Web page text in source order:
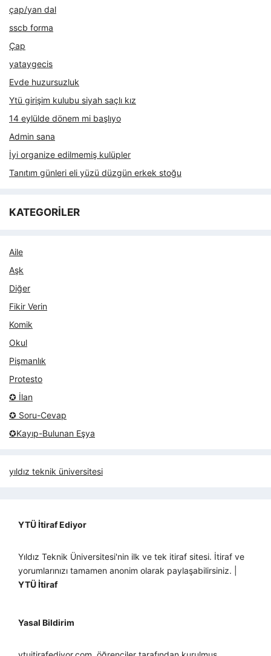
çap/yan dal
sscb forma
Çap
yataygecis
Evde huzursuzluk
Ytü girişim kulubu siyah saçlı kız
14 eylülde dönem mi başlıyo
Admin sana
İyi organize edilmemiş kulüpler
Tanıtım günleri eli yüzü düzgün erkek stoğu
KATEGORİLER
Aile
Aşk
Diğer
Fikir Verin
Komik
Okul
Pişmanlık
Protesto
✪ İlan
✪ Soru-Cevap
✪Kayıp-Bulunan Eşya
yıldız teknik üniversitesi
YTÜ İtiraf Ediyor
Yıldız Teknik Üniversitesi'nin ilk ve tek itiraf sitesi. İtiraf ve
yorumlarınızı tamamen anonim olarak paylaşabilirsiniz. |
YTÜ İtiraf
Yasal Bildirim